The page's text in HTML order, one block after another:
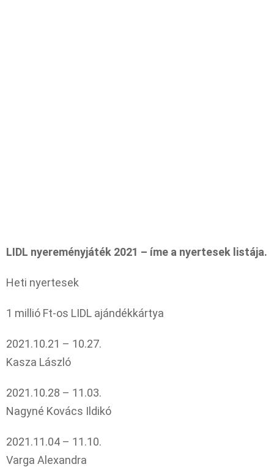
LIDL nyereményjáték 2021 – íme a nyertesek listája.
Heti nyertesek
1 millió Ft-os LIDL ajándékkártya
2021.10.21 – 10.27.
Kasza László
2021.10.28 – 11.03.
Nagyné Kovács Ildikó
2021.11.04 – 11.10.
Varga Alexandra